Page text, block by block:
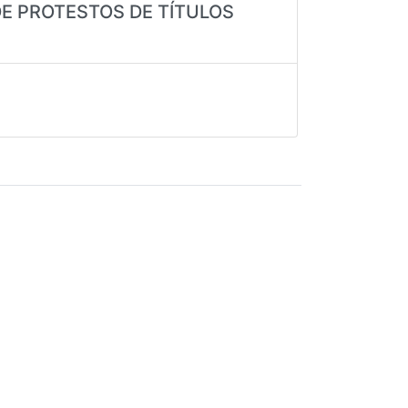
PROTESTOS DE TÍTULOS